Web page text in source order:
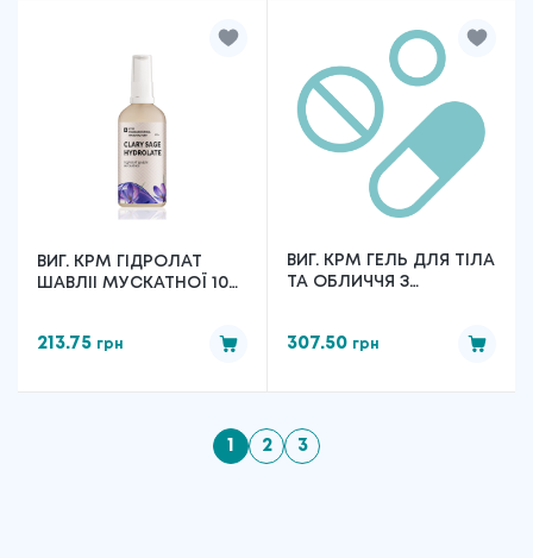
ВИГ. KPM ГІДРОЛАТ
ШАВЛІІ МУСКАТНОЇ 100
213.75 грн
ВИГ. KPM ГЕЛЬ ДЛЯ ТІЛА
ТА ОБЛИЧЧЯ З
307.50 грн
1 2 3